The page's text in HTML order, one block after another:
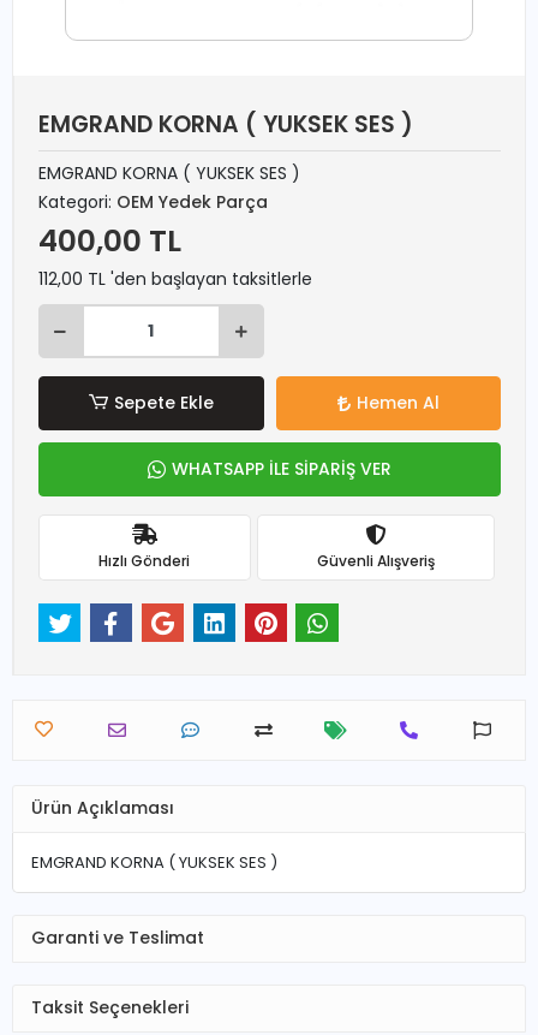
EMGRAND KORNA ( YUKSEK SES )
EMGRAND KORNA ( YUKSEK SES )
Kategori: OEM Yedek Parça
400,00 TL
112,00 TL 'den başlayan taksitlerle
Sepete Ekle Hemen Al
WHATSAPP İLE SİPARİŞ VER
Hızlı Gönderi Güvenli Alışveriş
Ürün Açıklaması
EMGRAND KORNA ( YUKSEK SES )
Garanti ve Teslimat
Taksit Seçenekleri